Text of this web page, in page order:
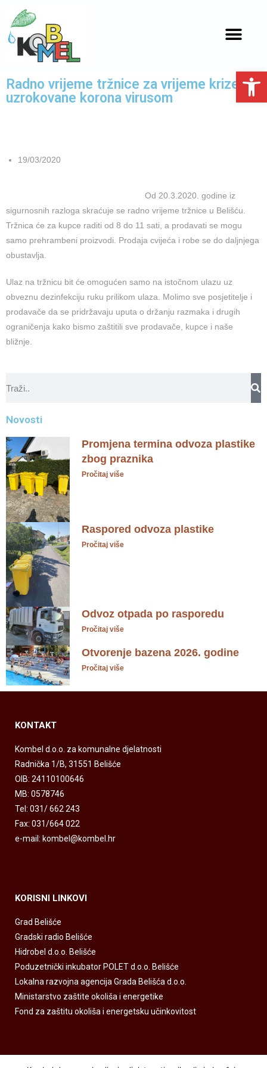
Open toolbar
Radno vrijeme tržnice za vrijeme krize
uzrokovane korona virusom
19/03/2020
Od 20.3.2020. godine iz
sigurnosnih razloga skraćuje se radno vrijeme tržnice u Belišću.
Tržnica će za kupce raditi od 8 do 11 sati, a prodavati se mogu
samo prehrambeni proizvodi. Prodaja cvijeća i robe se do daljnjega
obustavlja.
Ulaz na tržnicu bit će omogućen samo na istočnom ulazu uz
obveznu dezinfekciju ruku prilikom ulaza. Molimo sve posjetitelje i
prodavače da se pridržavaju uputa o držanju razmaka i drugih
ograničenja kako bismo zaštitili sve prodavače, kupce i naše
bližnje.
Novosti
Promjena termina odvoza plastike
zbog praznika
Pročitaj više
Raspored odvoza plastike
Pročitaj više
Odvoz otpada po rasporedu
Pročitaj više
Otvorenje bazena 2026. godine
Pročitaj više
KONTAKT
Kombel d.o.o. za komunalne djelatnosti
Radnička 1/B, 31551 Belišće
OIB: 24110100646
MB: 0578746
Tel: 031/ 662 243
Fax: 031/664 022
e-mail: kombel@kombel.hr
KORISNI LINKOVI
Grad Belišće
Gradski radio Belišće
Hidrobel d.o.o. Belišće
Poduzetnički inkubator POLET d.o.o. Belišće
Lokalna razvojna agencija Grada Belišća d.o.o.
Ministarstvo zaštite okoliša i energetike
Fond za zaštitu okoliša i energetsku učinkovitost